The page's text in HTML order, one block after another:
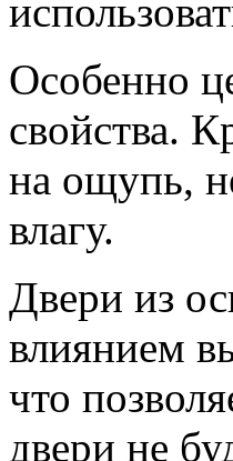
Особенно
свойства.
на ощупь,
влагу.
Двери из
влиянием
что
двери не